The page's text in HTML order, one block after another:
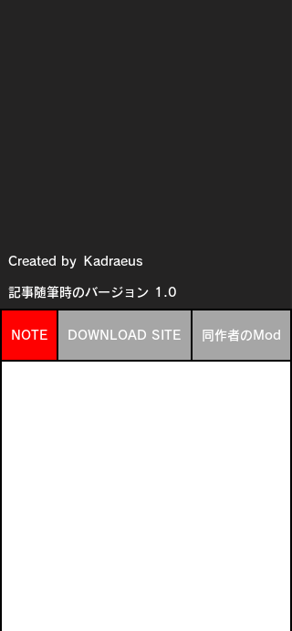
Created by Kadraeus
記事随筆時のバージョン 1.0
NOTE DOWNLOAD SITE 同作者のMod